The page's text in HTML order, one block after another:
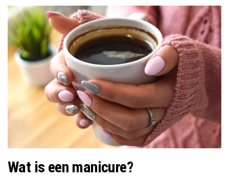
Wat is een manicure?